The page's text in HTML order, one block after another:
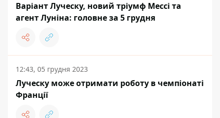
Варіант Луческу, новий тріумф Мессі та
агент Луніна: головне за 5 грудня
12:43, 05 грудня 2023
Луческу може отримати роботу в чемпіонаті
Франції